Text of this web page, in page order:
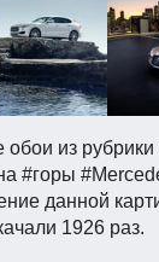
обои из
#горы
данной
1926 раз.